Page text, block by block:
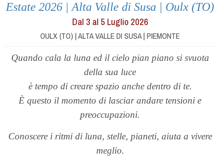
Estate 2026 | Alta Valle di Susa | Oulx (TO)
Dal 3 al 5 Luglio 2026
OULX (TO) | ALTA VALLE DI SUSA | PIEMONTE
Quando cala la luna ed il cielo pian piano si svuota
della sua luce
è tempo di creare spazio anche dentro di te.
È questo il momento di lasciar andare tensioni e
preoccupazioni.
Conoscere i ritmi di luna, stelle, pianeti, aiuta a vivere
meglio.